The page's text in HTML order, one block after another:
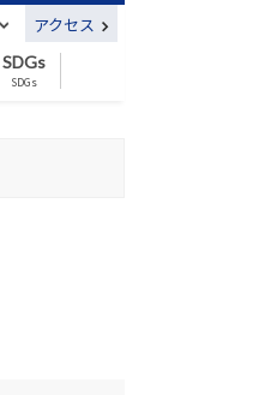
アクセス
SDGs
SDGs